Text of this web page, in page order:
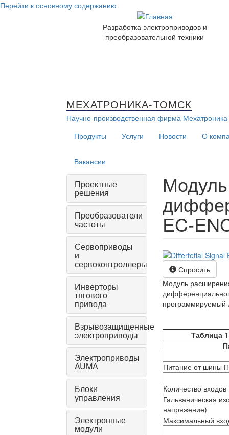
Перейти к основному содержанию
Разработка электроприводов и
преобразовательной техники
МЕХАТРОНИКА-ТОМСК
Научно-производственная фирма
Продукты
Услуги Новости О
Вакансии
Проектные
решения
Преобразователи
частоты
Сервоприводы
и
сервоконтроллеры
Инверторы
тягового
привода
Взрывозащищенные
электроприводы
Электроприводы
AUMA
Блоки
управления
Электронные
модули
EC-
Спросить
Модуль
программируемый
Таблица
Питание от шины
Количество входов
Гальваническая
напряжение)
Максимальный